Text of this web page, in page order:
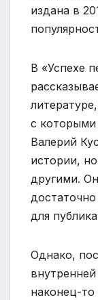
издана в
В «Успехе
с которыми
Валерий
истории,
другими.
для
Однако,
наконец-